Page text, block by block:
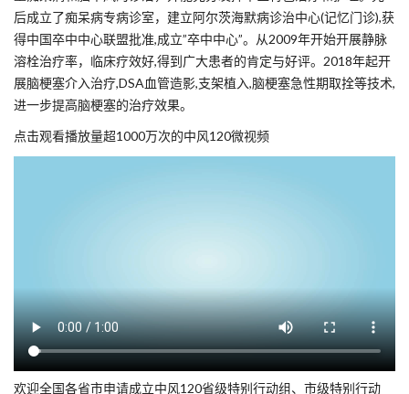
后成立了痴呆病专病诊室，建立阿尔茨海默病诊治中心(记忆门诊),获
得中国卒中中心联盟批准,成立”卒中中心”。从2009年开始开展静脉
溶栓治疗率，临床疗效好,得到广大患者的肯定与好评。2018年起开
展脑梗塞介入治疗,DSA血管造影,支架植入,脑梗塞急性期取拴等技术,
进一步提高脑梗塞的治疗效果。
点击观看播放量超1000万次的中风120微视频
欢迎全国各省市申请成立中风120省级特别行动组、市级特别行动